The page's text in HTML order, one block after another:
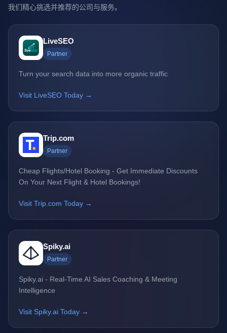
我们精心挑选并推荐的公司与服务。
LiveSEO
Partner
Turn your search data into more organic traffic
Visit LiveSEO Today →
Trip.com
Partner
Cheap Flights/Hotel Booking - Get Immediate Discounts
On Your Next Flight & Hotel Bookings!
Visit Trip.com Today →
Spiky.ai
Partner
Spiky.ai - Real-Time AI Sales Coaching & Meeting
Intelligence
Visit Spiky.ai Today →